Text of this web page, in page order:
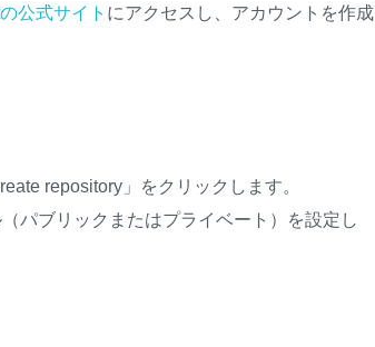
公式サイト にアクセスし、アカウントを作成
repository」をクリックします。
パブリックまたはプライベート）を設定し